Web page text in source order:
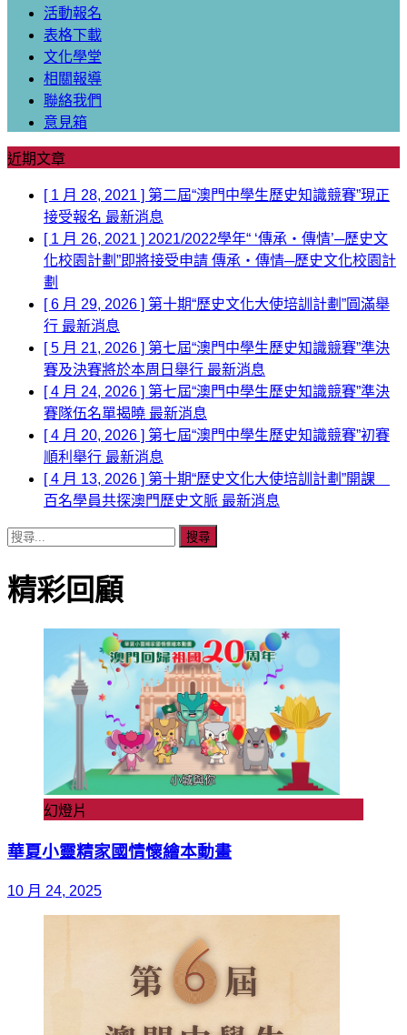
活動報名
表格下載
文化學堂
相關報導
聯絡我們
意見箱
近期文章
[ 1 月 28, 2021 ] 第二屆“澳門中學生歷史知識競賽”現正
接受報名 最新消息
[ 1 月 26, 2021 ] 2021/2022學年“ ‘傳承‧傳情’─歷史文
化校園計劃”即將接受申請 傳承‧傳情─歷史文化校園計
劃
[ 6 月 29, 2026 ] 第十期“歷史文化大使培訓計劃”圓滿舉
行 最新消息
[ 5 月 21, 2026 ] 第七屆“澳門中學生歷史知識競賽”準決
賽及決賽將於本周日舉行 最新消息
[ 4 月 24, 2026 ] 第七屆“澳門中學生歷史知識競賽”準決
賽隊伍名單揭曉 最新消息
[ 4 月 20, 2026 ] 第七屆“澳門中學生歷史知識競賽”初賽
順利舉行 最新消息
[ 4 月 13, 2026 ] 第十期“歷史文化大使培訓計劃”開課
百名學員共探澳門歷史文脈 最新消息
搜
關
鍵
精彩回顧
幻燈片
華夏小靈精家國情懷繪本動畫
10 月 24, 2025